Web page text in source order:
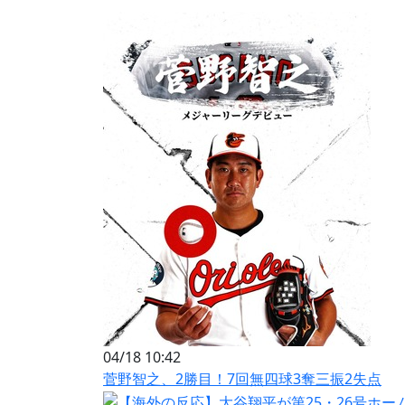
04/18 10:42
菅野智之、2勝目！7回無四球3奪三振2失点